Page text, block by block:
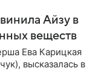
Айзу в
веществ
Ева Карицкая
высказалась в